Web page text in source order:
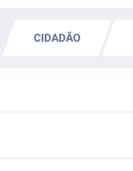
CIDADÃO